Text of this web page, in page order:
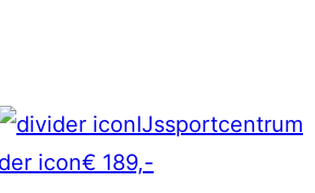
IJssportcentrum
€ 189,-